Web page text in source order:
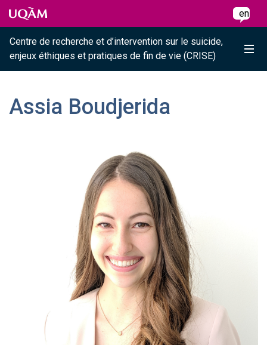
Raccourci vers le contenu
Raccourci vers le menu principal
Raccourci vers la recherche
Skip to main content
Skip to main menu
Skip to search
en
Centre de recherche et d’intervention sur le suicide,
enjeux éthiques et pratiques de fin de vie (CRISE)
Assia Boudjerida